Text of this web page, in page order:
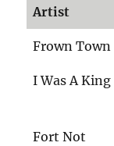
Artist
Frown Town
I Was A King
Fort Not